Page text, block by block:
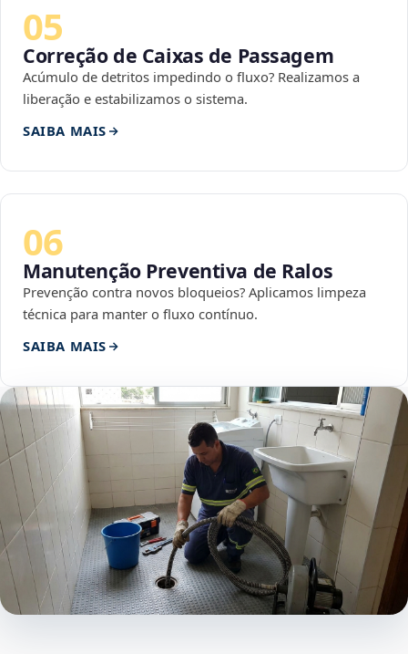
05
Correção de Caixas de Passagem
Acúmulo de detritos impedindo o fluxo? Realizamos a
liberação e estabilizamos o sistema.
SAIBA MAIS
06
Manutenção Preventiva de Ralos
Prevenção contra novos bloqueios? Aplicamos limpeza
técnica para manter o fluxo contínuo.
SAIBA MAIS